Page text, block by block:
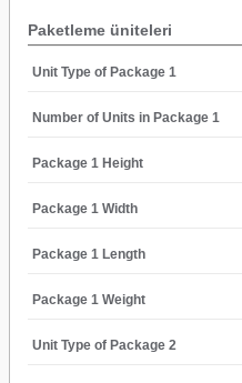
Paketleme üniteleri
Unit Type of Package 1
Number of Units in Package 1
Package 1 Height
Package 1 Width
Package 1 Length
Package 1 Weight
Unit Type of Package 2